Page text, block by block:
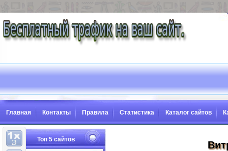
Главная Контакты Правила Статистика Каталог сайтов
Топ 5 сайтов